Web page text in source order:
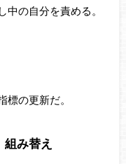
の自分を責める。
の更新だ。
み替え